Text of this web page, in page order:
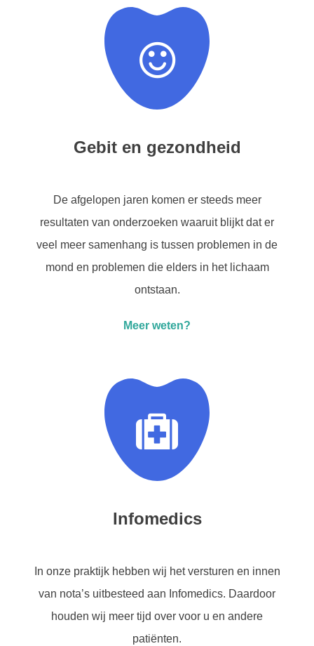
Gebit en gezondheid
De afgelopen jaren komen er steeds meer
resultaten van onderzoeken waaruit blijkt dat er
veel meer samenhang is tussen problemen in de
mond en problemen die elders in het lichaam
ontstaan.
Meer weten?
Infomedics
In onze praktijk hebben wij het versturen en innen
van nota’s uitbesteed aan Infomedics. Daardoor
houden wij meer tijd over voor u en andere
patiënten.